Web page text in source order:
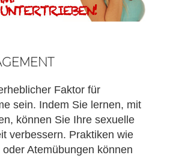
Faktor für
sein. Indem Sie lernen, mit
können Sie Ihre sexuelle
verbessern. Praktiken wie
Atemübungen können